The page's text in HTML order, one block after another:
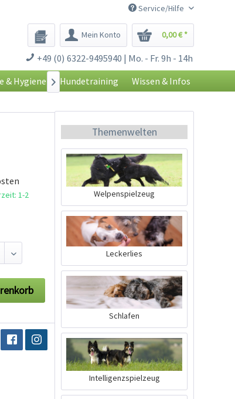
Service/Hilfe
Mein Konto 0,00 € *
+49 (0) 6322-9495940 | Mo. - Fr. 9h - 14h
& Hygiene Hundetraining Wissen & Infos

1-2
Themenwelten
Welpenspielzeug
Leckerlies
Schlafen
Intelligenzspielzeug